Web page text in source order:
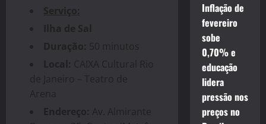
Serviço:
Ilha de Sal
Duração: 50 minutos
Local: CAIXA Cultural Rio
de Janeiro – Teatro de
Arena
Endereço: Av. Almirante
Inflação de
fevereiro
sobe
0,70% e
educação
lidera
pressão nos
preços no